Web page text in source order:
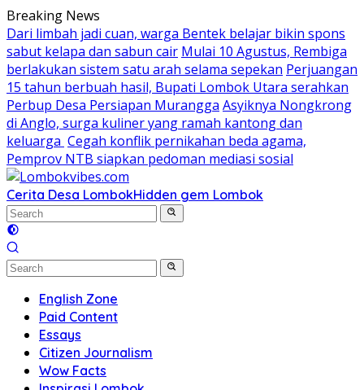
Skip
to
content
Breaking News
Dari limbah jadi cuan, warga Bentek belajar bikin spons
sabut kelapa dan sabun cair Mulai 10 Agustus, Rembiga
berlakukan sistem satu arah selama sepekan Perjuangan
15 tahun berbuah hasil, Bupati Lombok Utara serahkan
Perbup Desa Persiapan Murangga Asyiknya Nongkrong
di Anglo, surga kuliner yang ramah kantong dan
keluarga Cegah konflik pernikahan beda agama,
Pemprov NTB siapkan pedoman mediasi sosial
Cerita Desa LombokHidden gem Lombok
English Zone
Paid Content
Essays
Citizen Journalism
Wow Facts